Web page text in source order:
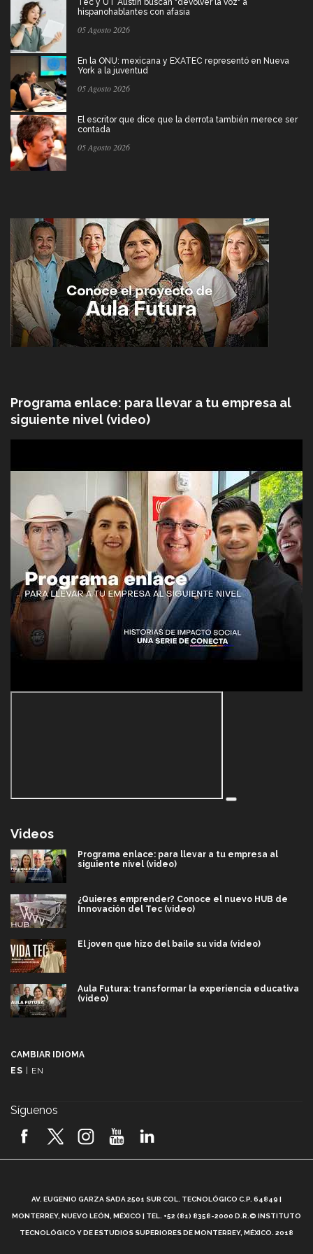
Tec y UT Austin buscan "devolver la voz" a
hispanohablantes con afasia
05 Agosto 2026
En la ONU: mexicana y EXATEC representó en Nueva
York a la juventud
05 Agosto 2026
El escritor que dice que la derrota también merece ser
contada
05 Agosto 2026
Programa enlace: para llevar a tu empresa al
siguiente nivel (video)
Videos
Programa enlace: para llevar a tu empresa al
siguiente nivel (video)
¿Quieres emprender? Conoce el nuevo HUB de
Innovación del Tec (video)
El joven que hizo del baile su vida (video)
Aula Futura: transformar la experiencia educativa
(video)
2026! (video)
¿Cómo es el Modelo Educativo Tec? (video)
CAMBIAR IDIOMA
ES
EN
Síguenos
AV. EUGENIO GARZA SADA 2501 SUR COL. TECNOLÓGICO C.P. 64849 |
MONTERREY, NUEVO LEÓN, MÉXICO | TEL. +52 (81) 8358-2000 D.R.© INSTITUTO
TECNOLÓGICO Y DE ESTUDIOS SUPERIORES DE MONTERREY, MÉXICO. 2018